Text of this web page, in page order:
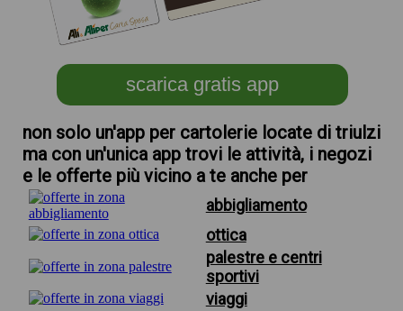
scarica gratis app
non solo un'app per cartolerie locate di triulzi
ma con un'unica app trovi le attività, i negozi
e le offerte più vicino a te anche per
abbigliamento
ottica
palestre e centri
sportivi
viaggi